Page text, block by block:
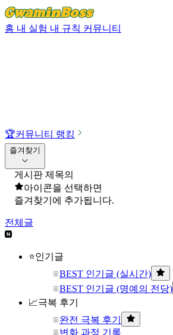
홈 내 실험 내 규칙 커뮤니티
🏆커뮤니티 랭킹
즐겨찾기
게시판 제목의
아이콘을 선택하면
즐겨찾기에 추가됩니다.
전체글
⭐인기글
BEST 인기글 (실시간)
BEST 인기글 (명예의 전당)
📈극복 후기
완전 극복 후기
변화 과정 기록